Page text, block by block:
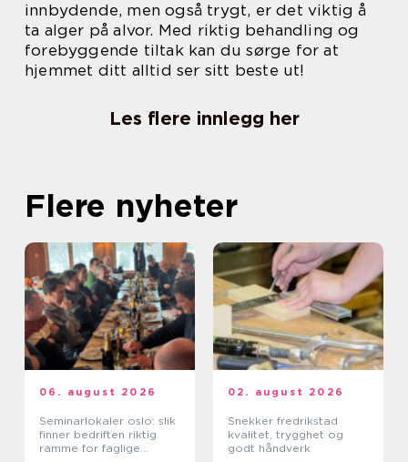
innbydende, men også trygt, er det viktig å
ta alger på alvor. Med riktig behandling og
forebyggende tiltak kan du sørge for at
hjemmet ditt alltid ser sitt beste ut!
Les flere innlegg her
Flere nyheter
06. august 2026
Seminarlokaler oslo: slik
finner bedriften riktig
ramme for faglige
02. august 2026
Snekker fredrikstad
kvalitet, trygghet og
godt håndverk